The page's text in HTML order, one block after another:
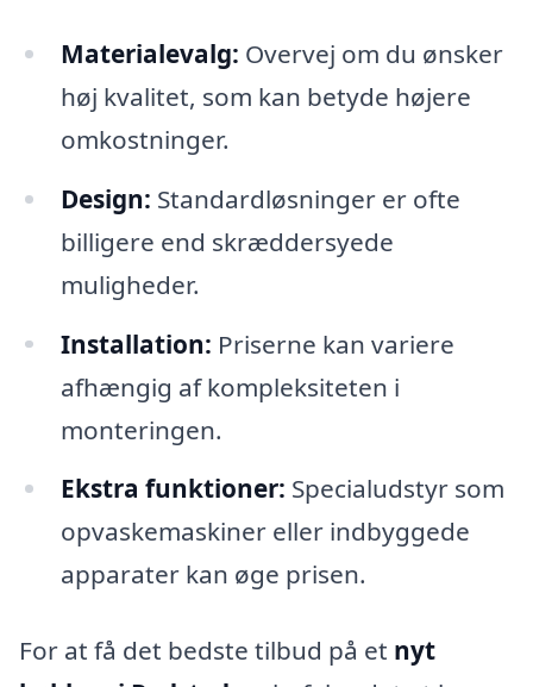
Materialevalg: Overvej om du ønsker
høj kvalitet, som kan betyde højere
omkostninger.
Design: Standardløsninger er ofte
billigere end skræddersyede
muligheder.
Installation: Priserne kan variere
afhængig af kompleksiteten i
monteringen.
Ekstra funktioner: Specialudstyr som
opvaskemaskiner eller indbyggede
apparater kan øge prisen.
For at få det bedste tilbud på et nyt